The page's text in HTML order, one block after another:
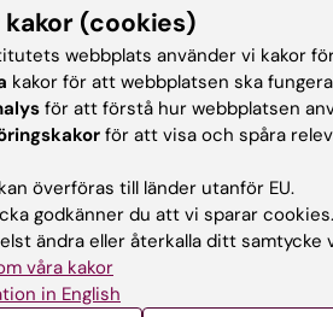
utbildning
Karolinska
Karolinska Institutet,
Karolinska Institutet, 2007
(cookies)
webbplats använder vi kakor
kakor för att webbplatsen ska
för att förstå hur webbplatsen
för att visa och spåra
överföras till länder utanför EU.
godkänner du att vi sparar
ändra eller återkalla ditt
våra kakor
in English